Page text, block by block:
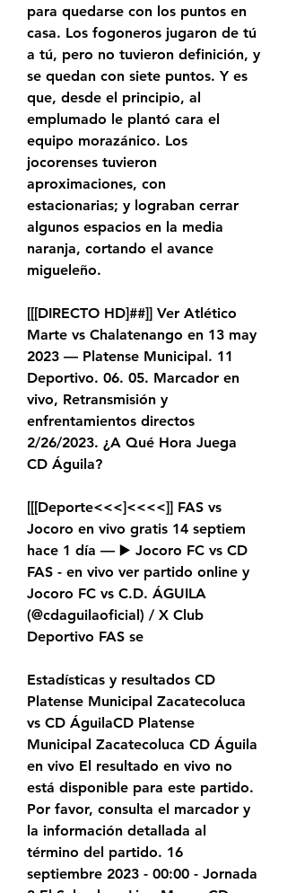
para quedarse con los puntos en
casa. Los fogoneros jugaron de tú
a tú, pero no tuvieron definición, y
se quedan con siete puntos. Y es
que, desde el principio, al
emplumado le plantó cara el
equipo morazánico. Los
jocorenses tuvieron
aproximaciones, con
estacionarias; y lograban cerrar
algunos espacios en la media
naranja, cortando el avance
migueleño.
[[[DIRECTO HD]##]] Ver Atlético
Marte vs Chalatenango en 13 may
2023 — Platense Municipal. 11
Deportivo. 06. 05. Marcador en
vivo, Retransmisión y
enfrentamientos directos
2/26/2023. ¿A Qué Hora Juega
CD Águila?
[[[Deporte<<<]<<<<]] FAS vs
Jocoro en vivo gratis 14 septiem
hace 1 día — ▶️ Jocoro FC vs CD
FAS - en vivo ver partido online y
Jocoro FC vs C.D. ÁGUILA
(@cdaguilaoficial) / X Club
Deportivo FAS se
Estadísticas y resultados CD
Platense Municipal Zacatecoluca
vs CD ÁguilaCD Platense
Municipal Zacatecoluca CD Águila
en vivo El resultado en vivo no
está disponible para este partido.
Por favor, consulta el marcador y
la información detallada al
término del partido. 16
septiembre 2023 - 00:00 - Jornada